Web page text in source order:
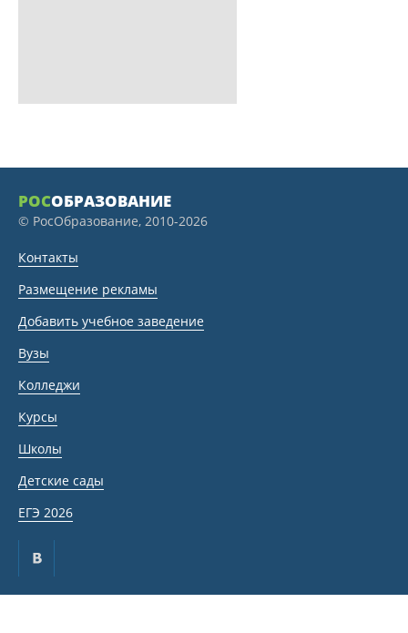
РОСОБРАЗОВАНИЕ
© РосОбразование, 2010-2026
Контакты
Размещение рекламы
Добавить учебное заведение
Вузы
Колледжи
Курсы
Школы
Детские сады
ЕГЭ 2026